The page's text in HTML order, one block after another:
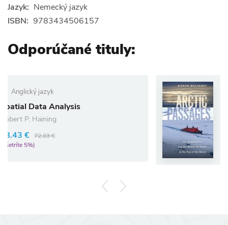
Jazyk: Nemecký jazyk
ISBN: 9783434506157
Odporúčané tituly:
Anglický jazyk
Arctic Passages
Kieran Mulvaney
33.44 €
35.20 €
(ušetríte 5%)